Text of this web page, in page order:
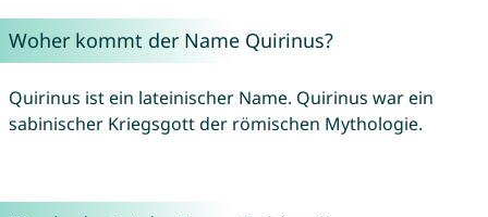
Woher kommt der Name Quirinus?
Quirinus ist ein lateinischer Name. Quirinus war ein
sabinischer Kriegsgott der römischen Mythologie.